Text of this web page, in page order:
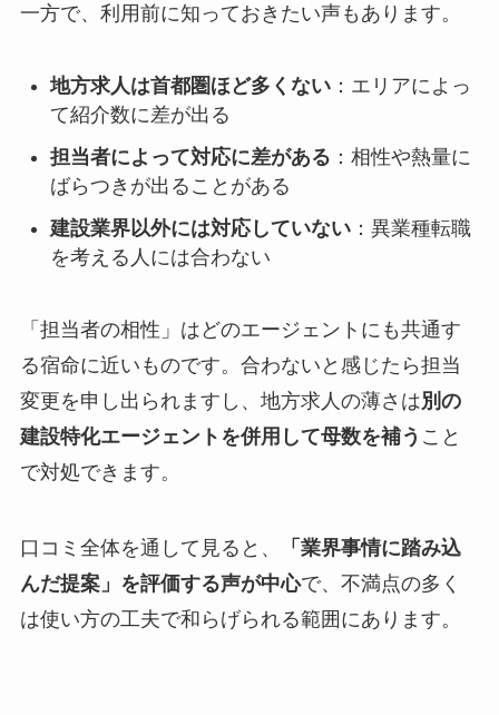
一方で、利用前に知っておきたい声もあります。
地方求人は首都圏ほど多くない：エリアによっ
て紹介数に差が出る
担当者によって対応に差がある ：相性や熱量に
ばらつきが出ることがある
建設業界以外には対応していない：異業種転職
を考える人には合わない
「担当者の相性」はどのエージェントにも共通す
る宿命に近いものです。合わないと感じたら担当
変更を申し出られますし、地方求人の薄さは別の
建設特化エージェントを併用して母数を補う こと
で対処できます。
口コミ全体を通して見ると、
「業界事情に踏み込
んだ提案」を評価する声が中心で、不満点の多く
は使い方の工夫で和らげられる範囲にあります。